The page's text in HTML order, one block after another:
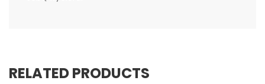
RELATED PRODUCTS